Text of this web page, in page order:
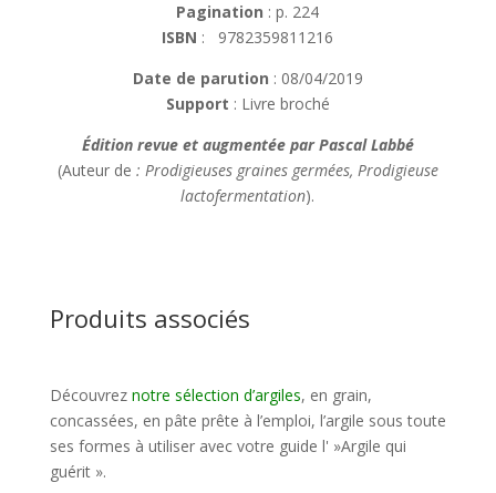
Pagination : p. 224
ISBN : 9782359811216
Date de parution : 08/04/2019
Support : Livre broché
Édition revue et augmentée par Pascal Labbé
(Auteur de : Prodigieuses graines germées, Prodigieuse
lactofermentation).
Produits associés
Découvrez notre sélection d’argiles, en grain,
concassées, en pâte prête à l’emploi, l’argile sous toute
ses formes à utiliser avec votre guide l' »Argile qui
guérit ».